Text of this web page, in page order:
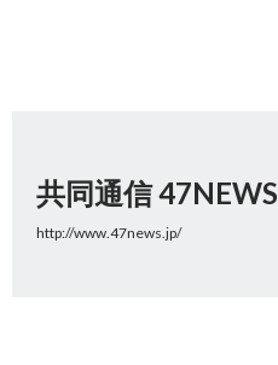
共同通信 47NEWS
http://www.47news.jp/